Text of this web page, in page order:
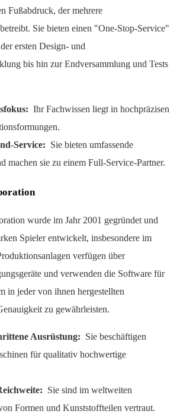
Fußabdruck, der mehrere
Sie bieten einen "One-Stop-Service"
ersten Design- und
bis hin zur Endversammlung und Tests
Ihr Fachwissen liegt in hochpräzisen
Service: Sie bieten umfassende
machen sie zu einem Full-Service-Partner.
wurde im Jahr 2001 gegründet und
Spieler entwickelt, insbesondere im
verfügen über
und verwenden die Software für
in jeder von ihnen hergestellten
zu gewährleisten.
Ausrüstung: Sie beschäftigen
für qualitativ hochwertige
Sie sind im weltweiten
Formen und Kunststoffteilen vertraut.